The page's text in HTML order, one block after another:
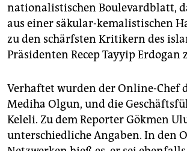
epaper login
nationalistischen Boulevardblatt,
aus einer säkular-kemalistischen
zu den schärfsten Kritikern des
Präsidenten Recep Tayyip Erdogan
Verhaftet wurden der Online-Chef
Mediha Olgun, und die
Keleli. Zu dem Reporter Gökmen
unterschiedliche Angaben. In den